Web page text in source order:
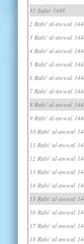
31 Safar 1448
2 Rabi' al-awwal
3 Rabi' al-awwal
4 Rabi' al-awwal
5 Rabi' al-awwal
6 Rabi' al-awwal
7 Rabi' al-awwal
8 Rabi' al-awwal
9 Rabi' al-awwal
10 Rabi' al-awwal
11 Rabi' al-awwal
12 Rabi' al-awwal
13 Rabi' al-awwal
14 Rabi' al-awwal
15 Rabi' al-awwal
16 Rabi' al-awwal
17 Rabi' al-awwal
18 Rabi' al-awwal